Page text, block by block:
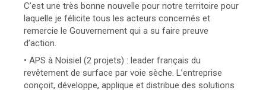
C’est une très bonne nouvelle pour notre territoire pour
laquelle je félicite tous les acteurs concernés et
remercie le Gouvernement qui a su faire preuve
d’action.
• APS à Noisiel (2 projets) : leader français du
revêtement de surface par voie sèche. L’entreprise
conçoit, développe, applique et distribue des solutions